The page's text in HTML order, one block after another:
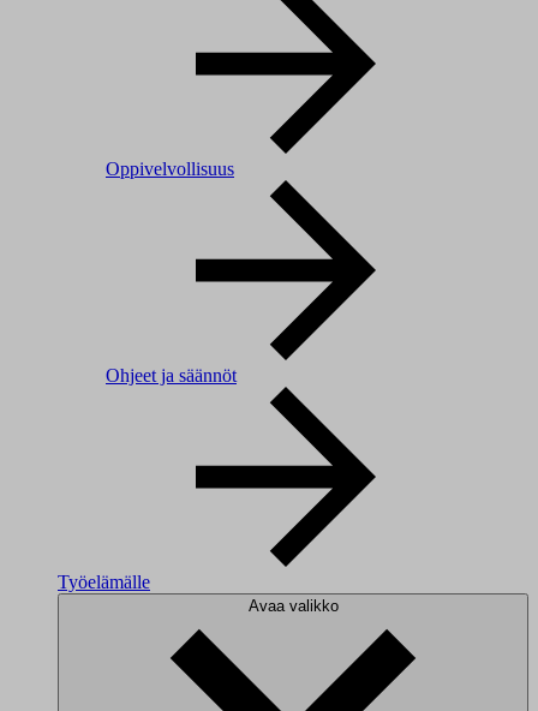
Oppivelvollisuus
Ohjeet ja säännöt
Työelämälle
Avaa valikko